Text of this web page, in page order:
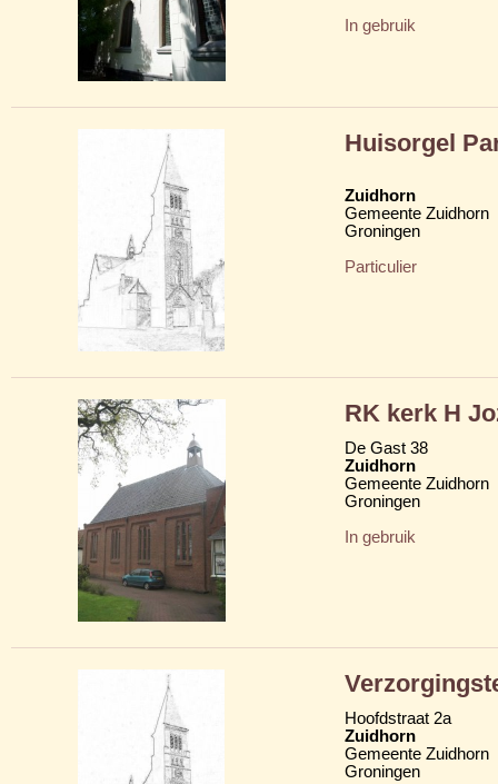
In gebruik
Huisorgel
Zuidhorn
Gemeente Zuidhorn
Groningen
Particulier
RK kerk H
De Gast 38
Zuidhorn
Gemeente Zuidhorn
Groningen
In gebruik
Hoofdstraat 2a
Zuidhorn
Gemeente Zuidhorn
Groningen